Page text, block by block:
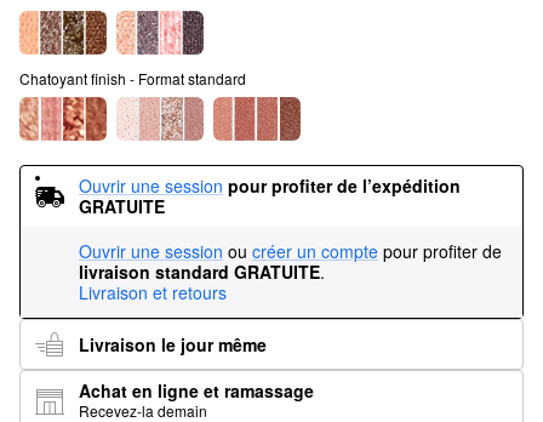
Chatoyant finish - Format standard
Ouvrir une session pour profiter de l’expédition
GRATUITE
Ouvrir une session ou créer un compte pour profiter de
livraison standard GRATUITE.
Livraison et retours
Livraison le jour même
Achat en ligne et ramassage
Recevez-la demain